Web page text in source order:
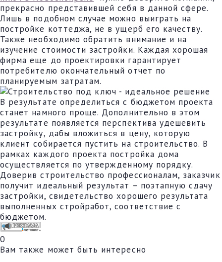
прекрасно представившей себя в данной сфере.
Лишь в подобном случае можно выиграть на
постройке коттеджа, не в ущерб его качеству.
Также необходимо обратить внимание и на
изучение стоимости застройки. Каждая хорошая
фирма еще до проектировки гарантирует
потребителю окончательный отчет по
планируемым затратам.
В результате определиться с бюджетом проекта
станет намного проще. Дополнительно в этом
результате появляется перспектива удешевить
застройку, дабы вложиться в цену, которую
клиент собирается пустить на строительство. В
рамках каждого проекта постройка дома
осуществляется по утвержденному порядку.
Доверив строительство профессионалам, заказчик
получит идеальный результат – поэтапную сдачу
застройки, свидетельство хорошего результата
выполненных стройработ, соответствие с
бюджетом.
0
Вам также может быть интересно